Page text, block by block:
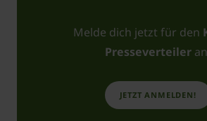
Melde dich jetzt für den
Presseverteiler
JETZT ANMELDEN!